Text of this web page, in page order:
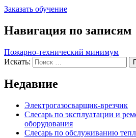
Заказать обучение
Навигация по записям
Пожарно-технический минимум
Искать:
Недавние
Электрогазосварщик-врезчик
Слесарь по эксплуатации и
оборудования
Слесарь по обслуживанию